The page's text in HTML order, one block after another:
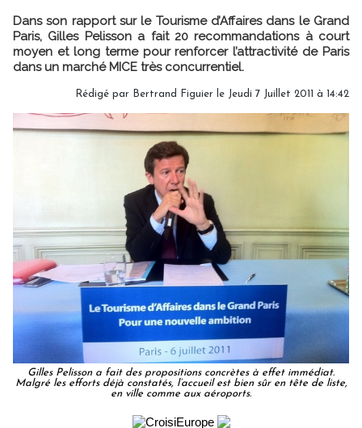
Dans son rapport sur le Tourisme d’Affaires dans le Grand
Paris, Gilles Pelisson a fait 20 recommandations à court
moyen et long terme pour renforcer l’attractivité de Paris
dans un marché MICE très concurrentiel.
Rédigé par Bertrand Figuier le Jeudi 7 Juillet 2011 à 14:42
Gilles Pelisson a fait des propositions concrètes à effet immédiat.
Malgré les efforts déjà constatés, l’accueil est bien sûr en tête de liste,
en ville comme aux aéroports.